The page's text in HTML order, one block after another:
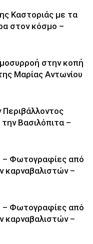
Καστοριάς με τα
στον κόσμο –
στην κοπή
Μαρίας Αντωνίου
Βασιλόπιτα –
– Φωτογραφίες από
καρναβαλιστών –
– Φωτογραφίες από
καρναβαλιστών –